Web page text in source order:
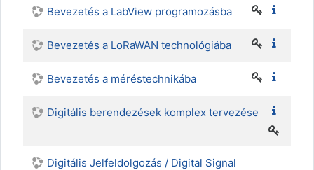
Bevezetés a LabView programozásba
Bevezetés a LoRaWAN technológiába
Bevezetés a méréstechnikába
Digitális berendezések komplex tervezése
Digitális Jelfeldolgozás / Digital Signal